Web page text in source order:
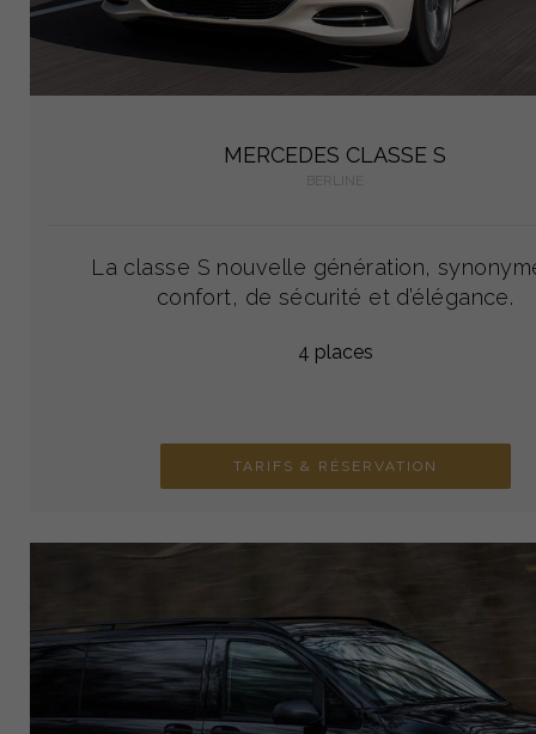
MERCEDES CLASSE S
BERLINE
La classe S nouvelle génération,
confort, de sécurité et d’élégance.
4 places
TARIFS & RÉSERVATION